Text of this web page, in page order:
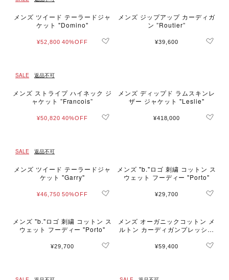
メンズ ツイード テーラードジャ
ケット "Domino"
¥52,800 40%OFF
メンズ ジップアップ カーディガ
ン ”Routier”
¥39,600
SALE 返品不可
メンズ ストライプ ハイネック ジ
ャケット ”Francois”
¥50,820 40%OFF
メンズ ディップド ラムスキンレ
ザー ジャケット "Leslie"
¥418,000
SALE 返品不可
メンズ ツイード テーラードジャ
ケット "Garry"
¥46,750 50%OFF
メンズ "b."ロゴ 刺繍 コットン ス
ウェット フーディー "Porto"
¥29,700
メンズ "b."ロゴ 刺繍 コットン ス
ウェット フーディー "Porto"
¥29,700
メンズ オーガニックコットン メ
ルトン カーディガンプレッショ
¥59,400